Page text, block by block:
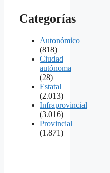
Categorías
Autonómico
(818)
Ciudad
autónoma
(28)
Estatal
(2.013)
Infraprovincial
(3.016)
Provincial
(1.871)